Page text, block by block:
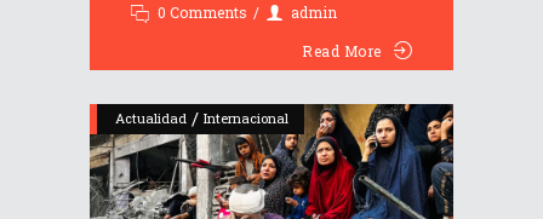
0 Comments
admin
Read More
Actualidad / Internacional